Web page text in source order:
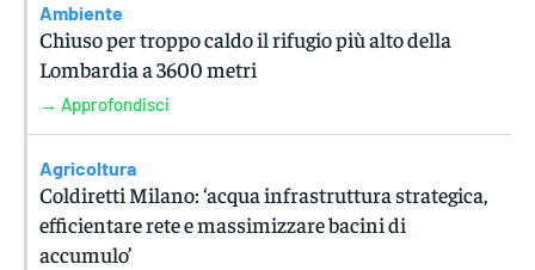
Ambiente
Chiuso per troppo caldo il rifugio più alto della
Lombardia a 3600 metri
→ Approfondisci
Agricoltura
Coldiretti Milano: ‘acqua infrastruttura strategica,
efficientare rete e massimizzare bacini di
accumulo’